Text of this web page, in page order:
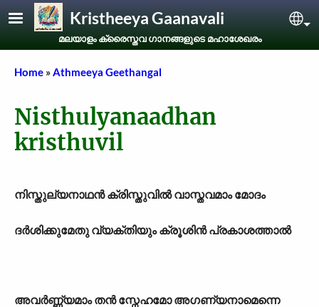
Skip to main contentKristheeya Gaanavali
മലയാളം ക്രൈസ്തവ ഗാനങ്ങളുടെ മഹാശേഖരം
Breadcrumb
Home Athmeeya Geethangal
Nisthulyanaadhan
kristhuvil
നിസ്തുല്യനാഥൻ ക്രിസ്തുവിൽ വാസ്തവമാം മോദം
ദർശിക്കുമേതു വ്യക്തിയും ക്രൂശിൻ പ്രകാശത്താൽ
അവർണ്ണ്യമാം തൻ സ്നേഹമോ അഗണ്യനാമെന്നെ